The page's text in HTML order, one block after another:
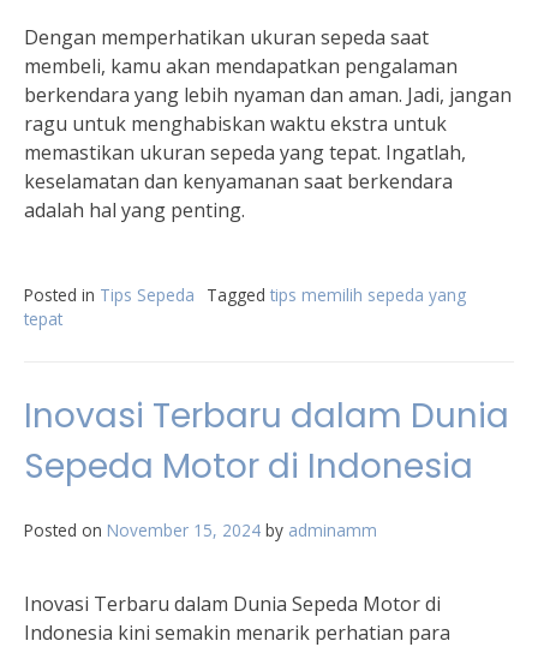
Dengan memperhatikan ukuran sepeda saat
membeli, kamu akan mendapatkan pengalaman
berkendara yang lebih nyaman dan aman. Jadi, jangan
ragu untuk menghabiskan waktu ekstra untuk
memastikan ukuran sepeda yang tepat. Ingatlah,
keselamatan dan kenyamanan saat berkendara
adalah hal yang penting.
Posted in Tips Sepeda Tagged tips memilih sepeda yang
tepat
Inovasi Terbaru dalam Dunia
Sepeda Motor di Indonesia
Posted on November 15, 2024 by adminamm
Inovasi Terbaru dalam Dunia Sepeda Motor di
Indonesia kini semakin menarik perhatian para